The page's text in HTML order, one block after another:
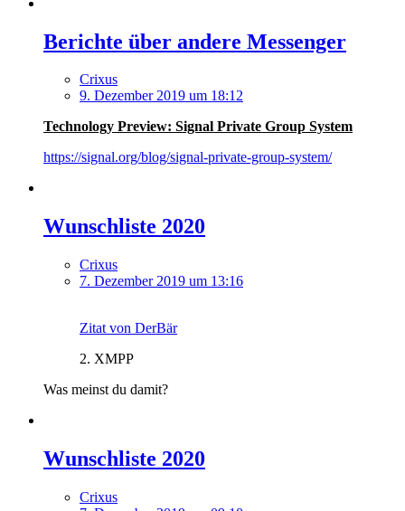
Berichte über andere Messenger
Crixus
9. Dezember 2019 um 18:12
Technology Preview: Signal Private Group System
https://signal.org/blog/signal-private-group-system/
Wunschliste 2020
Crixus
7. Dezember 2019 um 13:16
Zitat von DerBär
2. XMPP
Was meinst du damit?
Wunschliste 2020
Crixus